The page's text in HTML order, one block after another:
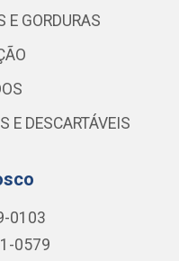
E GORDURAS
E DESCARTÁVEIS
0103
0579